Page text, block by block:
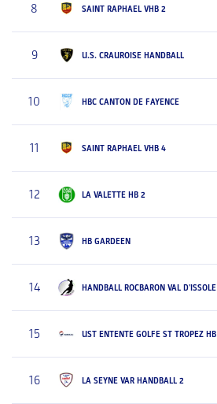
8 SAINT RAPHAEL VHB 2
9 U.S. CRAUROISE HANDBALL
10 HBC CANTON DE FAYENCE
11 SAINT RAPHAEL VHB 4
12 LA VALETTE HB 2
13 HB GARDEEN
14 HANDBALL ROCBARON VAL D'ISSOLE
15 UST ENTENTE GOLFE ST TROPEZ HB
16 LA SEYNE VAR HANDBALL 2